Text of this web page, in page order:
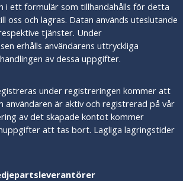
i ett formulär som tillhandahålls för detta
oss och lagras. Datan används uteslutande
tjänster. Under
erhålls användarens uttryckliga
av dessa uppgifter.
under registreringen kommer att
användaren är aktiv och registrerad på vår
av det skapade kontot kommer
att tas bort. Lagliga lagringstider